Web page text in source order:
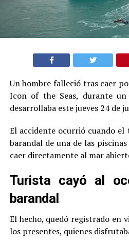
Un hombre falleció tras caer
Icon of the Seas, durante un
desarrollaba este jueves 24 de
El accidente ocurrió cuando el
barandal de una de las
caer directamente al mar
Turista cayó al
barandal
El hecho, quedó registrado en
los presentes, quienes